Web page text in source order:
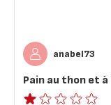
anabel73
Pain au thon et